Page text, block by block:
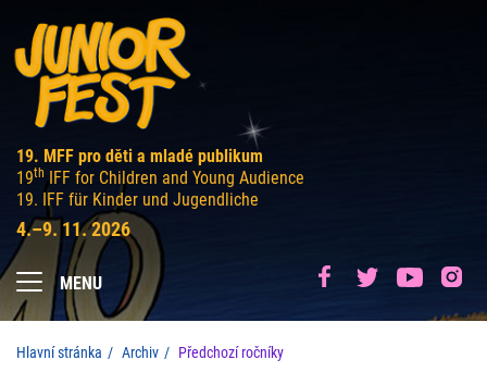
19. MFF pro děti a mladé publikum
19th IFF for Children and Young Audience
19. IFF für Kinder und Jugendliche
4.–9. 11. 2026
MENU
Hlavní stránka Archiv Předchozí ročníky